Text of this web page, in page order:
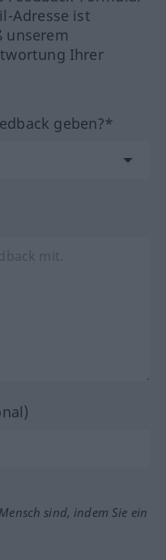
Adresse ist
unserem
Ihrer
geben?*
sind, indem Sie ein